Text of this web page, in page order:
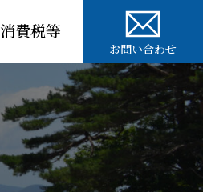
消費税等
お問い合わせ